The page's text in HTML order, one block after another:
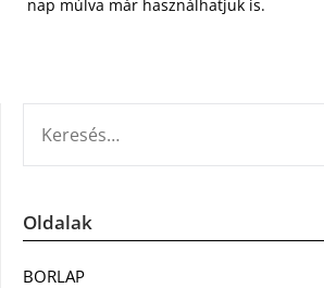
nap múlva már használhatjuk is.
Oldalak
BORLAP